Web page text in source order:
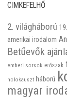
CIMKEFELHŐ
2. világháború
amerikai irodalom
Betűevők
emberi sorsok erőszak
holokauszt háború
magyar